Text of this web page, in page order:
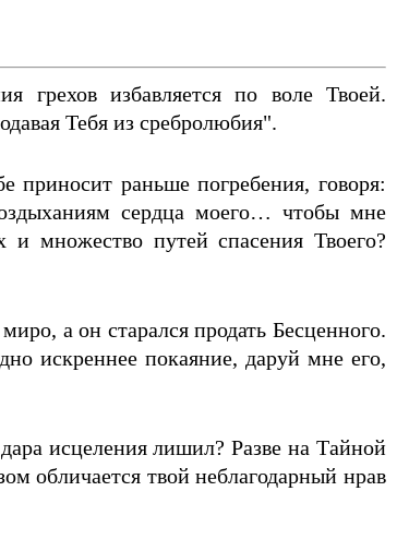
избавляется по воле Твоей.
Тебя из сребролюбия".
раньше погребения, говоря:
сердца моего… чтобы мне
множество путей спасения Твоего?
а он старался продать Бесценного.
искреннее покаяние, даруй мне его,
исцеления лишил? Разве на Тайной
обличается твой неблагодарный нрав